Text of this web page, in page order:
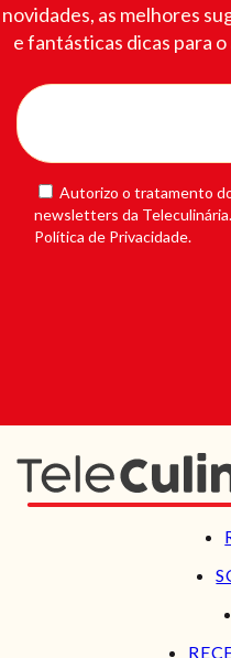
novidades, as melhores
e fantásticas dicas para
Autorizo o tratamento
newsletters da
Política de Privacidade.